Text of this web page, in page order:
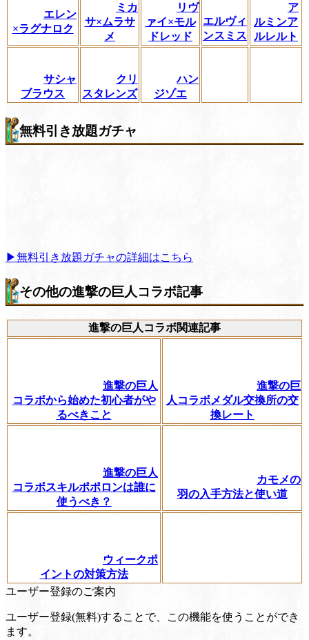
エレン
×ラグナロク
ミカ
サ×ムラサ
メ
リヴ
ァイ×モル
ドレッド
エルヴィ
ンスミス
ア
ルミンア
ルレルト
サシャ
ブラウス
クリ
スタレンズ
ハン
ジゾエ
無料引き放題ガチャ
▶無料引き放題ガチャの詳細はこちら
その他の進撃の巨人コラボ記事
進撃の巨人コラボ関連記事
進撃の巨人
コラボから始めた初心者がや
るべきこと
進撃の巨
人コラボメダル交換所の交
換レート
進撃の巨人
コラボスキルポポロンは誰に
使うべき？
カモメの
羽の入手方法と使い道
ウィークポ
イントの対策方法
ユーザー登録のご案内
ユーザー登録(無料)することで、この機能を使うことができ
ます。